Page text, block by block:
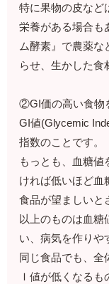
特に果物の皮など
栄養がある場合も
ム酵素』で農薬
らせ、生かした食
②GI価の高い食物
GI値(Glycemic
指数のことです。
もっとも、血糖
ければ低いほど血
食品が望ましいと
以上のものは血糖
い、病気を作りや
同じ食品でも、全
Ｉ値が低くなる